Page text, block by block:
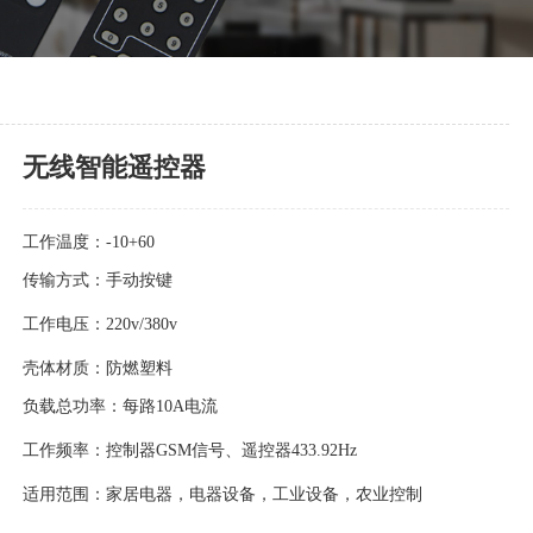
无线智能遥控器
工作温度：-10+60
传输方式：手动按键
工作电压：220v/380v
壳体材质：防燃塑料
负载总功率：每路10A电流
工作频率：控制器GSM信号、遥控器433.92Hz
适用范围：家居电器，电器设备，工业设备，农业控制